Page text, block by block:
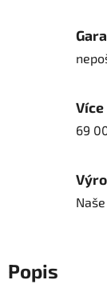
69
Popis